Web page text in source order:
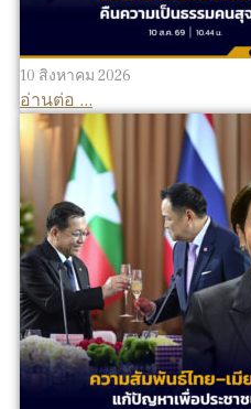
10 สิงหาคม 2026
อ่านต่อ ...